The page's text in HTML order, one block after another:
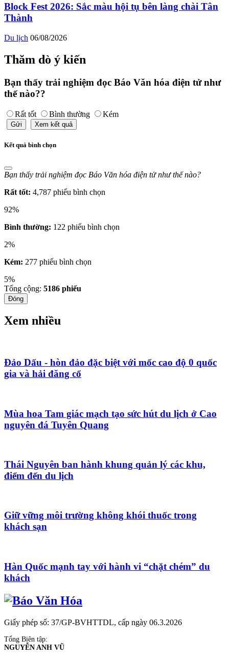
Block Fest 2026: Sắc màu hội tụ bên làng chài Tân
Thành
Du lịch 06/08/2026
Thăm dò ý kiến
Bạn thấy trải nghiệm đọc Báo Văn hóa điện tử như
thế nào??
Rất tốt Bình thường Kém
Gửi Xem kết quả
Kết quả bình chọn
Bạn thấy trải nghiệm đọc Báo Văn hóa điện tử như thế nào?
Rất tốt: 4,787 phiếu bình chọn
92%
Bình thường: 122 phiếu bình chọn
2%
Kém: 277 phiếu bình chọn
5%
Tổng cộng: 5186 phiếu
Đóng
Xem nhiều
Đảo Dấu - hòn đảo đặc biệt với mốc cao độ 0 quốc
gia và hải đăng cổ
Mùa hoa Tam giác mạch tạo sức hút du lịch ở Cao
nguyên đá Tuyên Quang
Thái Nguyên ban hành khung quản lý các khu,
điểm đến du lịch
Giữ vững môi trường không khói thuốc trong
khách sạn
Hàn Quốc mạnh tay với hành vi “chặt chém” du
khách
Giấy phép số: 37/GP-BVHTTDL, cấp ngày 06.3.2026
Tổng Biên tập:
NGUYỄN ANH VŨ